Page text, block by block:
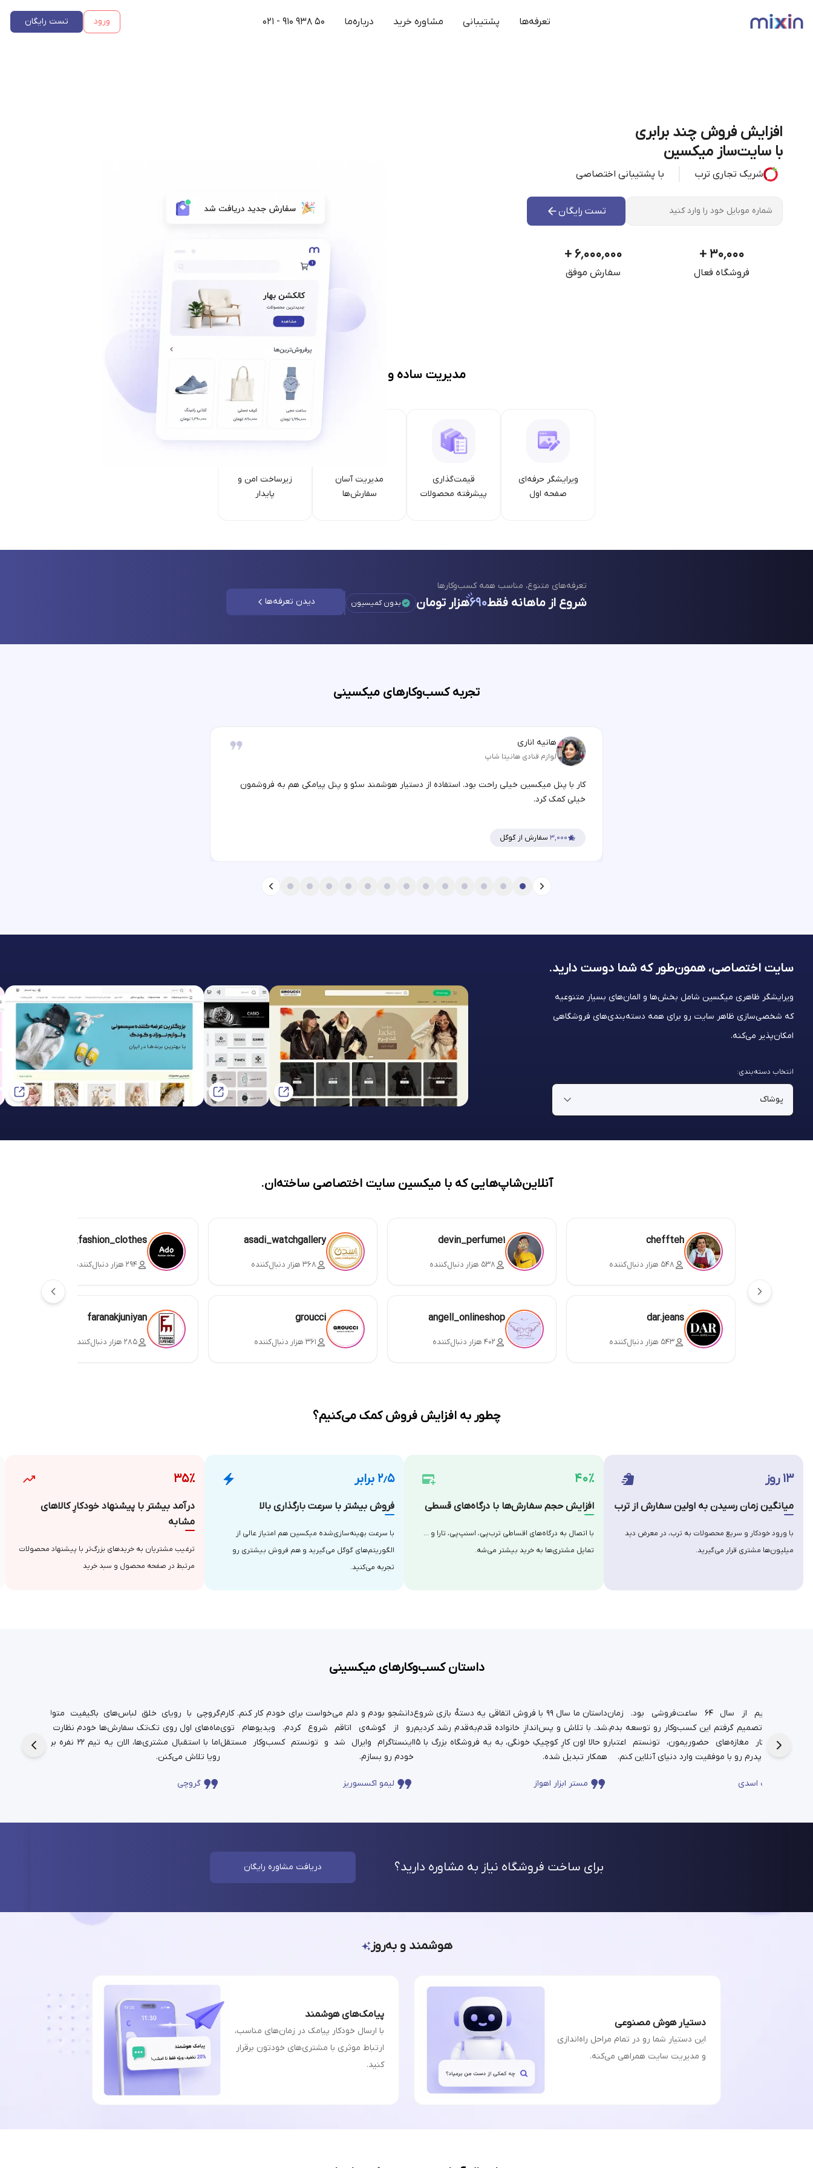
تعرفه‌ها پشتیبانی مشاوره خرید درباره‌ما ۰۲۱ - ۹۱۰ ۹۳۸ ۵۰ ورود تست رایگان
افزایش فروش چند برابری
با سایت‌ساز میکسین
شریک تجاری ترب با پشتیبانی اختصاصی
تست رایگان
۳۰٬۰۰۰ +
فروشگاه فعال
۶٬۰۰۰٬۰۰۰ +
سفارش موفق
مدیریت ساده و حرفه‌ای
ویرایشگر حرفه‌ای
صفحه اول
قیمت‌گذاری
پیشرفته محصولات
مدیریت آسان
سفارش‌ها
زیرساخت امن‌ و
پایدار
تعرفه‌های متنوع، مناسب همه کسب‌وکارها
شروع از ماهانه فقط۶۹۰هزار تومان بدون کمیسیون دیدن تعرفه‌ها
تجربه کسب‌وکارهای میکسینی
هانیه اناری
لوازم قنادی هانیتا شاپ
کار با پنل میکسین خیلی راحت بود. استفاده از دستیار هوشمند سئو و پنل پیامکی هم به فروشمون
خیلی کمک کرد.
۳,۰۰۰ سفارش از گوگل
سایت اختصاصی، همون‌طور که شما دوست دارید.
ویرایشگر ظاهری میکسین شامل بخش‌ها و المان‌های بسیار متنوعیه
که شخصی‌سازی ظاهر سایت رو برای همه دسته‌بندی‌های فروشگاهی
امکان‌پذیر می‌کنه.
انتخاب دسته‌بندی:
آنلاین‌شاپ‌هایی که با میکسین سایت اختصاصی ساخته‌ان.
cheffteh
۵۴۸ هزار دنبال‌کننده
devin_perfume1
۵۳۸ هزار دنبال‌کننده
asadi_watchgallery
۳۶۸ هزار دنبال‌کننده
ado_fashion_clothes
۲۹۴ هزار دنبال‌کننده
dar.jeans
۵۴۳ هزار دنبال‌کننده
angell_onlineshop
۴۰۲ هزار دنبال‌کننده
groucci
۳۶۱ هزار دنبال‌کننده
faranakjuniyan
۲۸۵ هزار دنبال‌کننده
چطور به افزایش فروش کمک می‌کنیم؟
۳۵٪
درآمد بیشتر با پیشنهاد خودکارِ کالاهای
مشابه
ترغیب مشتریان به خریدهای بزرگ‌تر با پیشنهاد محصولات
مرتبط در صفحه محصول و سبد خرید
۲٫۵ برابر
فروش بیشتر با سرعت بارگذاری بالا
با سرعت بهینه‌سازی‌شده میکسین هم امتیاز عالی از
الگوریتم‌های گوگل می‌گیرید و هم فروش بیشتری رو
تجربه می‌کنید.
۴۰٪
افزایش حجم سفارش‌ها با درگاه‌های قسطی
با اتصال به درگاه‌های اقساطی ترب‌پی، اسنپ‌پی، تارا و …
تمایل مشتری‌ها به خرید بیشتر می‌شه.
۱۳ روز
میانگین زمان رسیدن به اولین سفارش از ترب
با ورود خودکار و سریع محصولات به ترب، در معرض دید
میلیون‌ها مشتری قرار می‌گیرید.
داستان کسب‌وکارهای میکسینی
گروچی با رویای خلق لباس‌های باکیفیت متولد شد.
ماه‌های اول روی تک‌تک سفارش‌ها خودم نظارت داشتم،
اما با استقبال مشتری‌ها، الان یه تیم ۲۲ نفره برای این
رویا تلاش می‌کنن.
گروچی
دانشجو بودم و دلم می‌خواست برای خودم کار کنم. کارم
رو از گوشه‌ی اتاقم شروع کردم. ویدیوهام توی
اینستاگرام وایرال شد و تونستم کسب‌وکار مستقل
خودم رو بسازم.
لیمو اکسسوریز
داستان ما سال ۹۹ با فروش اتفاقی یه دسته‌ٔ بازی شروع
شد. با تلاش و پس‌اندازِ خانواده قدم‌به‌قدم رشد کردیم
و حالا اون کارِ کوچیکِ خونگی، به یه فروشگاه بزرگ با ۱۵
همکار تبدیل شده.
مستر ابزار اهواز
شغل پدریم از سال ۶۴ ساعت‌فروشی بود. زمان
دانشجویی تصمیم گرفتم این کسب‌وکار رو توسعه بدم.
حالا در کنار مغازه‌های حضوریمون، تونستم اعتبار
چندساله‌ی پدرم رو با موفقیت وارد دنیای آنلاین کنم.
ساعت اسدی
برای ساخت فروشگاه نیاز به مشاوره دارید؟ دریافت مشاوره رایگان
هوشمند و به‌روز
دستیار هوش مصنوعی
این دستیار شما رو در تمام مراحل راه‌اندازی
و مدیریت سایت همراهی می‌کنه.
پیامک‌های هوشمند
با ارسال خودکار پیامک در زمان‌های مناسب،
ارتباط موثری با مشتری‌های خودتون برقرار
کنید.